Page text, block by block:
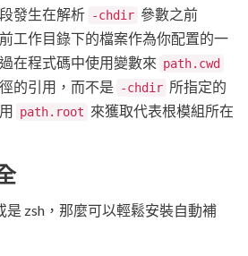
發生在解析 -chdir 參數之前
工作目錄下的檔案作為你配置的一
在程式碼中使用變數來 path.cwd
的引用，而不是 -chdir 所指定的
path.root 來獲取代表根模組所在
是 zsh，那麼可以輕鬆安裝自動補